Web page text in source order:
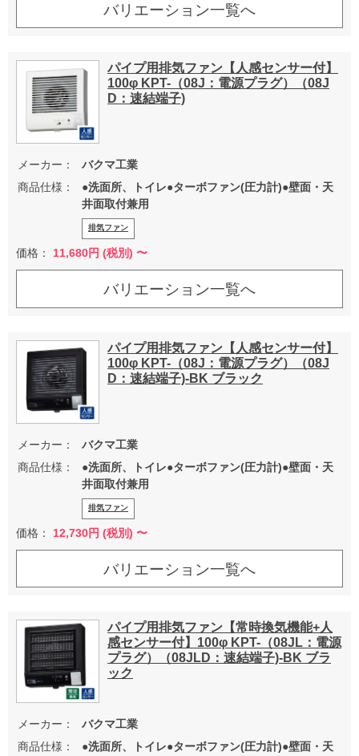
バリエーション一覧へ
パイプ用排気ファン【人感センサー付】
100φ KPT-（08J：電源プラグ）（08J
D：速結端子)
メーカー：
バクマ工業
商品仕様：
●洗面所、トイレ●ターボファン(圧力計)●壁面・天
井面取付兼用
排気ファン
価格： 11,680円 (税別) 〜
バリエーション一覧へ
パイプ用排気ファン【人感センサー付】
100φ KPT-（08J：電源プラグ）（08J
D：速結端子)-BK ブラック
メーカー：
バクマ工業
商品仕様：
●洗面所、トイレ●ターボファン(圧力計)●壁面・天
井面取付兼用
排気ファン
価格： 12,730円 (税別) 〜
バリエーション一覧へ
パイプ用排気ファン【常時換気機能+人
感センサー付】100φ KPT-（08JL：電源
プラグ）（08JLD：速結端子)-BK ブラ
ック
メーカー：
バクマ工業
商品仕様：
●洗面所、トイレ●ターボファン(圧力計)●壁面・天